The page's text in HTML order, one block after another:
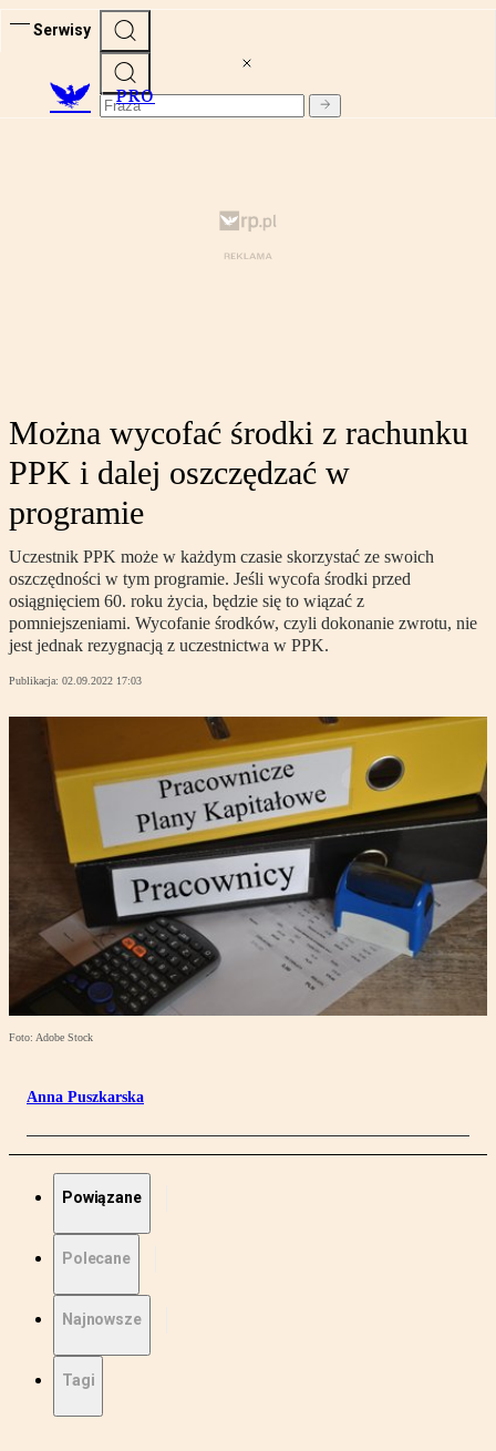
Serwisy
PRO
Można wycofać środki z rachunku
PPK i dalej oszczędzać w
programie
Uczestnik PPK może w każdym czasie skorzystać ze swoich
oszczędności w tym programie. Jeśli wycofa środki przed
osiągnięciem 60. roku życia, będzie się to wiązać z
pomniejszeniami. Wycofanie środków, czyli dokonanie zwrotu, nie
jest jednak rezygnacją z uczestnictwa w PPK.
Publikacja: 02.09.2022 17:03
Foto: Adobe Stock
Anna Puszkarska
Powiązane
Polecane
Najnowsze
Tagi